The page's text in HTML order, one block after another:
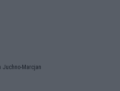
Juchno-Marcjan